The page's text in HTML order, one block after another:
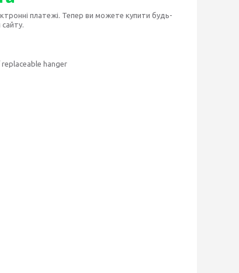
платежі. Тепер ви можете купити будь-
hanger